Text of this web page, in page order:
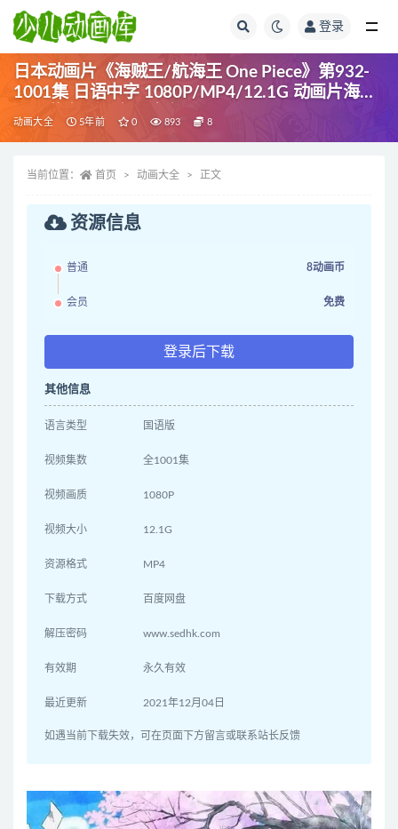
登录
日本动画片《海贼王/航海王 One Piece》第932-
1001集 日语中字 1080P/MP4/12.1G 动画片海贼
王下载全网最全最清晰
动画大全 5年前 0 893 8
当前位置： 首页 动画大全 正文
资源信息
普通 8动画币
会员 免费
登录后下载
其他信息
语言类型 国语版
视频集数 全1001集
视频画质 1080P
视频大小 12.1G
资源格式 MP4
下载方式 百度网盘
解压密码 www.sedhk.com
有效期 永久有效
最近更新 2021年12月04日
如遇当前下载失效，可在页面下方留言或联系站长反馈